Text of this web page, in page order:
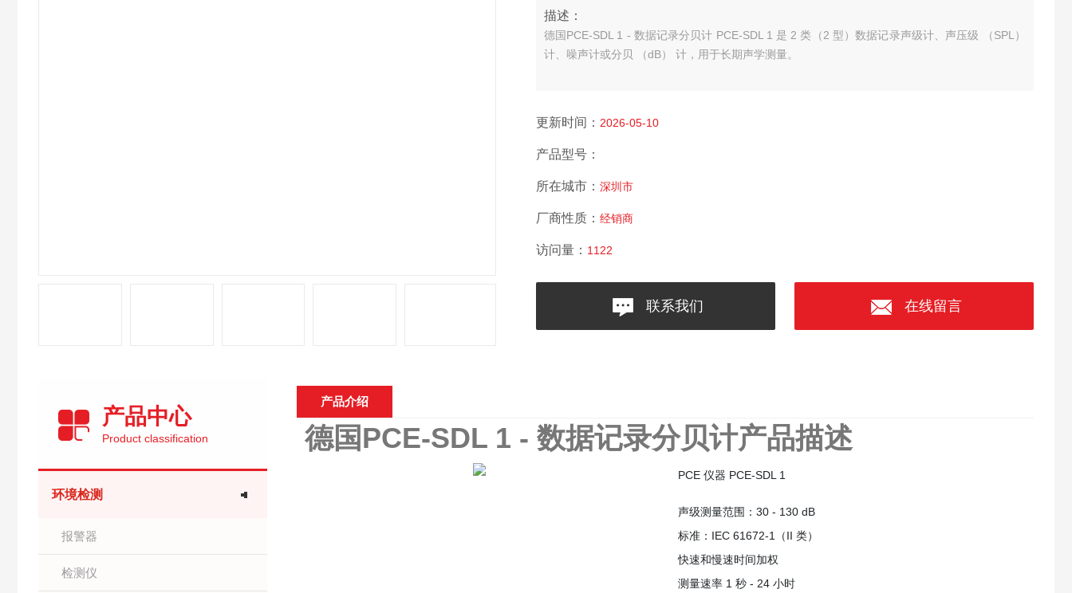
描述：
德国PCE-SDL 1 - 数据记录分贝计 PCE-SDL 1 是 2 类（2 型）数据记录声级计、声压级 （SPL）
计、噪声计或分贝 （dB） 计，用于长期声学测量。
更新时间： 2026-05-10
产品型号：
所在城市： 深圳市
厂商性质： 经销商
访问量： 1122
联系我们 在线留言
产品中心
Product classification
环境检测
报警器
检测仪
产品介绍
德国PCE-SDL 1 - 数据记录分贝计产品描述
PCE 仪器 PCE-SDL 1
声级测量范围：30 - 130 dB
标准：IEC 61672-1（II 类）
快速和慢速时间加权
测量速率 1 秒 - 24 小时